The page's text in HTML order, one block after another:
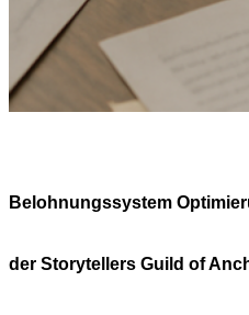
Belohnungssystem
der Storytellers Guild of